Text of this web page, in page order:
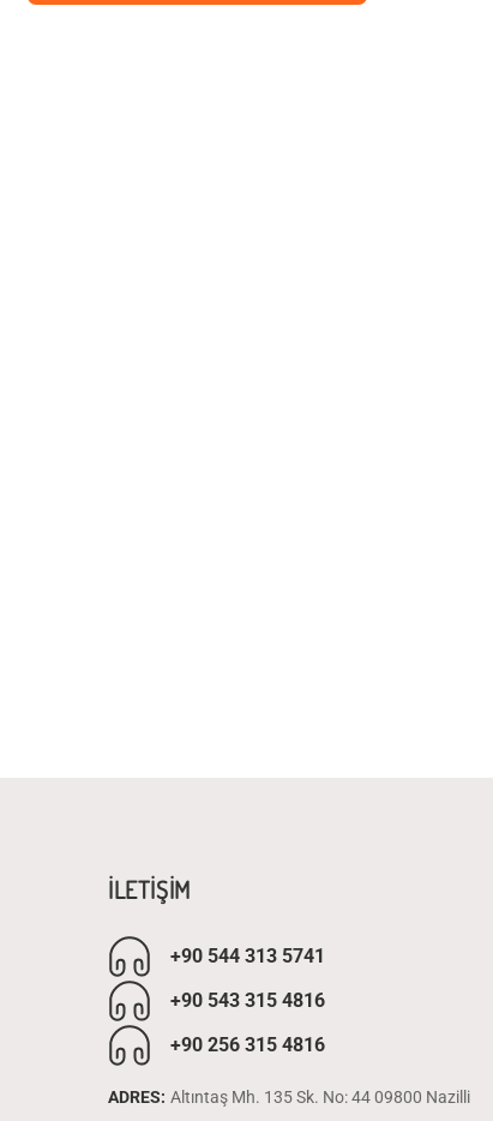
İLETİŞİM
+90 544 313 5741
+90 543 315 4816
+90 256 315 4816
ADRES: Altıntaş Mh. 135 Sk. No: 44 09800 Nazilli